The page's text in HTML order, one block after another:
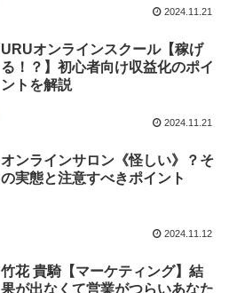
2024.11.21
URUオンラインスクール【稼げ
る！？】初心者向け収益化のポイ
ントを解説
2024.11.21
オンラインサロン《怪しい》？そ
の実態と注意すべきポイント
2024.11.12
竹花 貴騎【マーケティング】結
果が出なくて営業がつらいあなた